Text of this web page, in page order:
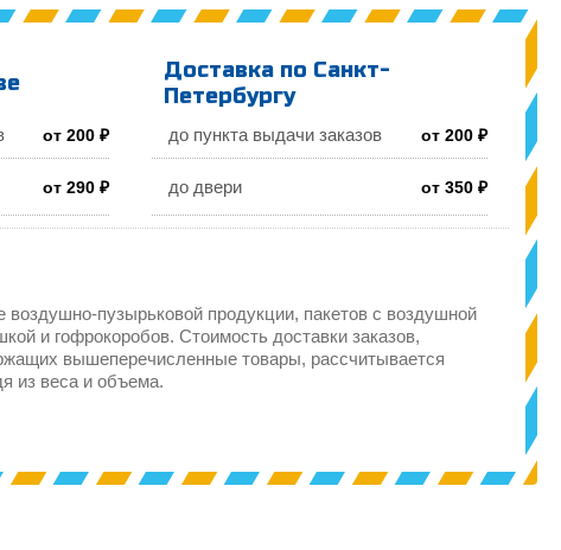
от 200 ₽
от 290 ₽
Доставка по Санкт-
Петербургу
до пункта выдачи заказов от 200 ₽
до двери от 350 ₽
воздушно-пузырьковой продукции, пакетов с воздушной
и гофрокоробов. Стоимость доставки заказов,
вышеперечисленные товары, рассчитывается
из веса и объема.